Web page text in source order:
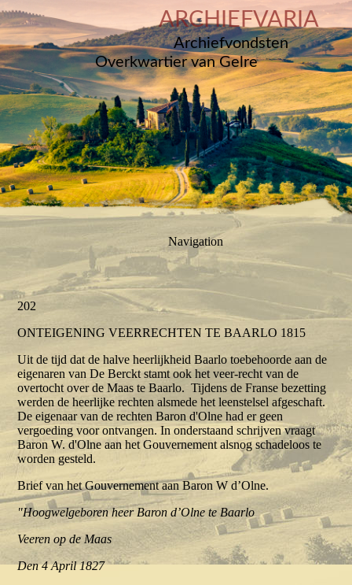
ARCHIEFVARIA
Archiefvondsten
Overkwartier van Gelre
Navigation
202
ONTEIGENING VEERRECHTEN TE BAARLO 1815
Uit de tijd dat de halve heerlijkheid Baarlo toebehoorde aan de
eigenaren van De Berckt stamt ook het veer-recht van de
overtocht over de Maas te Baarlo. Tijdens de Franse bezetting
werden de heerlijke rechten alsmede het leenstelsel afgeschaft.
De eigenaar van de rechten Baron d'Olne had er geen
vergoeding voor ontvangen. In onderstaand schrijven vraagt
Baron W. d'Olne aan het Gouvernement alsnog schadeloos te
worden gesteld.
Brief van het Gouvernement aan Baron W d’Olne.
"Hoogwelgeboren heer Baron d’Olne te Baarlo
Veeren op de Maas
Den 4 April 1827